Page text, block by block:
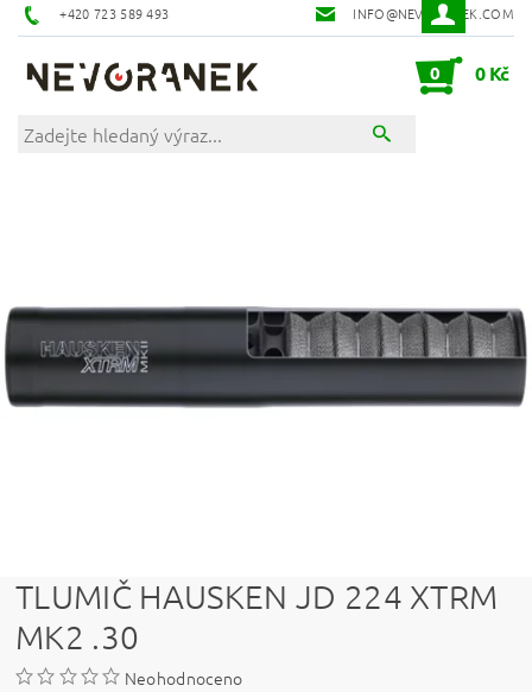
+420 723 589 493 INFO@NEVORANEK.COM
0 0 Kč
TLUMIČ HAUSKEN JD 224 XTRM
MK2 .30
Neohodnoceno